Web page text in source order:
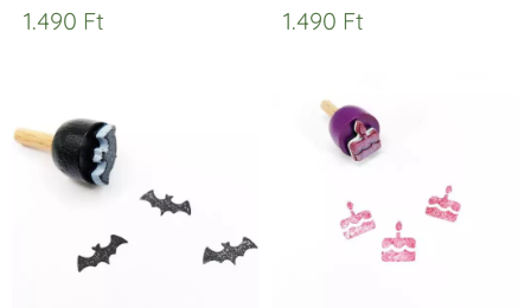
1.490 Ft
1.490 Ft